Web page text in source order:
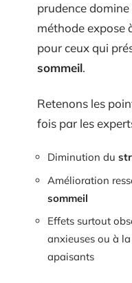
prudence
méthode expose
pour ceux qui
sommeil.
Retenons les
fois par les
Diminution du
Amélioration
sommeil
Effets surtout
anxieuses ou à
apaisants